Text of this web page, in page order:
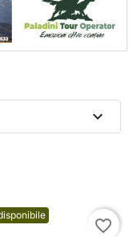
expand_more
favorite_border